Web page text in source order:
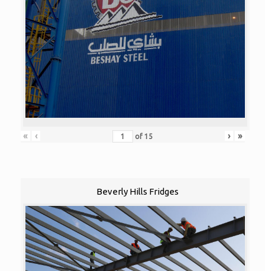
« ‹ of 15 › »
Beverly Hills Fridges